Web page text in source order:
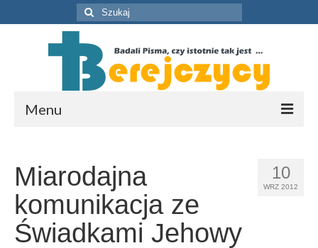
Szuklaj
w:
Menu
Zasoby
Artykuły
Publikacje
10
WRZ 2012
Miarodajna
komunikacja ze
Świadkami Jehowy